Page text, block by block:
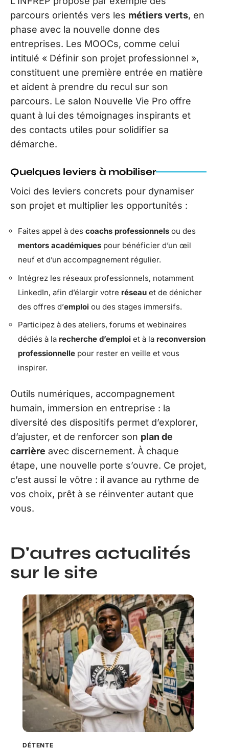
parcours orientés vers les métiers verts, en
phase avec la nouvelle donne des
entreprises. Les MOOCs, comme celui
intitulé « Définir son projet professionnel »,
constituent une première entrée en matière
et aident à prendre du recul sur son
parcours. Le salon Nouvelle Vie Pro offre
quant à lui des témoignages inspirants et
des contacts utiles pour solidifier sa
démarche.
Quelques leviers à mobiliser
Voici des leviers concrets pour dynamiser
son projet et multiplier les opportunités :
Faites appel à des coachs professionnels ou des
mentors académiques pour bénéficier d’un œil
neuf et d’un accompagnement régulier.
Intégrez les réseaux professionnels, notamment
LinkedIn, afin d’élargir votre réseau et de dénicher
des offres d’emploi ou des stages immersifs.
Participez à des ateliers, forums et webinaires
dédiés à la recherche d’emploi et à la reconversion
professionnelle pour rester en veille et vous
inspirer.
Outils numériques, accompagnement
humain, immersion en entreprise : la
diversité des dispositifs permet d’explorer,
d’ajuster, et de renforcer son plan de
carrière avec discernement. À chaque
étape, une nouvelle porte s’ouvre. Ce projet,
c’est aussi le vôtre : il avance au rythme de
vos choix, prêt à se réinventer autant que
vous.
D'autres actualités
sur le site
DÉTENTE